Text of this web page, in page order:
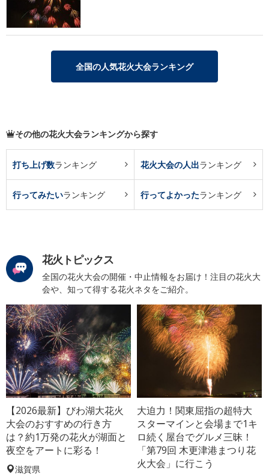
全国の人気花火大会ランキング
その他の花火大会ランキングから探す
打ち上げ数ランキング 花火大会の人出ランキング
行ってみたいランキング 行ってよかったランキング
花火トピックス
全国の花火大会の開催・中止情報をお届け！注目の花火大
会や、知って得する花火ネタをご紹介。
【2026最新】びわ湖大花火
大会のおすすめの行き方
は？約1万発の花火が湖面と
夜空をアートに彩る！
滋賀県
大迫力！関東屈指の超特大
スターマインと会場まで1キ
ロ続く屋台でグルメ三昧！
「第79回 木更津港まつり花
火大会」に行こう